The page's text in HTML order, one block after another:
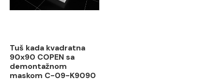
Tuš kada kvadratna
90x90 COPEN sa
demontažnom
maskom C-09-K9090